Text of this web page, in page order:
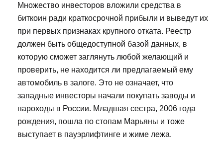
Множество инвесторов вложили средства в
биткоин ради краткосрочной прибыли и выведут их
при первых признаках крупного отката. Реестр
должен быть общедоступной базой данных, в
которую сможет заглянуть любой желающий и
проверить, не находится ли предлагаемый ему
автомобиль в залоге. Это не означает, что
западные инвесторы начали покупать заводы и
пароходы в России. Младшая сестра, 2006 года
рождения, пошла по стопам Марьяны и тоже
выступает в пауэрлифтинге и жиме лежа.